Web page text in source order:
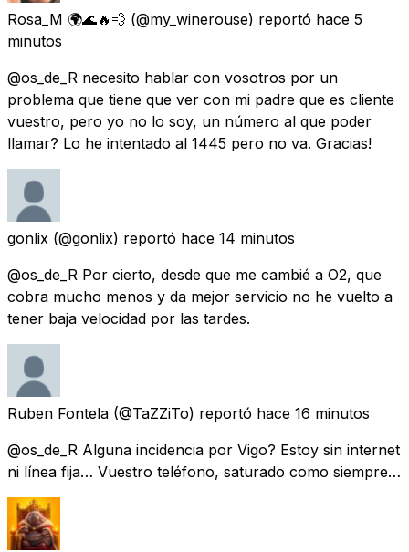
Rosa_M 🌍🌊🔥💨 (@my_winerouse) reportó hace 5
minutos
@os_de_R necesito hablar con vosotros por un
problema que tiene que ver con mi padre que es cliente
vuestro, pero yo no lo soy, un número al que poder
llamar? Lo he intentado al 1445 pero no va. Gracias!
gonlix (@gonlix) reportó hace 14 minutos
@os_de_R Por cierto, desde que me cambié a O2, que
cobra mucho menos y da mejor servicio no he vuelto a
tener baja velocidad por las tardes.
Ruben Fontela (@TaZZiTo) reportó hace 16 minutos
@os_de_R Alguna incidencia por Vigo? Estoy sin internet
ni línea fija… Vuestro teléfono, saturado como siempre…